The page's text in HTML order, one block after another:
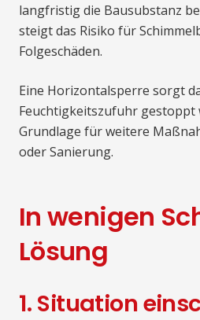
langfristig die Bausubstanz
steigt das Risiko für
Folgeschäden.
Eine Horizontalsperre sorgt
Feuchtigkeitszufuhr gestoppt
Grundlage für weitere
oder Sanierung.
In wenigen
Lösung
1. Situation